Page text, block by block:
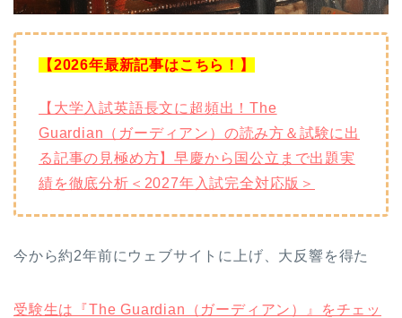
【2026年最新記事はこちら！】
【大学入試英語長文に超頻出！The
Guardian（ガーディアン）の読み方＆試験に出
る記事の見極め方】早慶から国公立まで出題実
績を徹底分析＜2027年入試完全対応版＞
今から約2年前にウェブサイトに上げ、大反響を得た
受験生は『The Guardian（ガーディアン）』をチェッ